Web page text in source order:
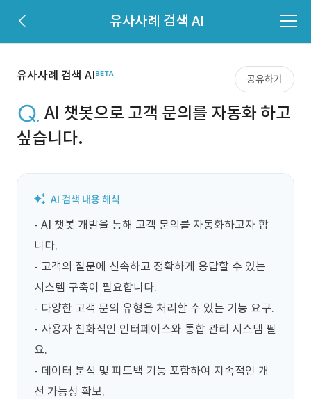
유사사례 검색 AI
유사사례 검색 AI 공유하기
AI 챗봇으로 고객 문의를 자동화 하고
싶습니다.
- AI 챗봇 개발을 통해 고객 문의를 자동화하고자 합
니다.
- 고객의 질문에 신속하고 정확하게 응답할 수 있는
시스템 구축이 필요합니다.
- 다양한 고객 문의 유형을 처리할 수 있는 기능 요구.
- 사용자 친화적인 인터페이스와 통합 관리 시스템 필
요.
- 데이터 분석 및 피드백 기능 포함하여 지속적인 개
선 가능성 확보.